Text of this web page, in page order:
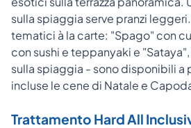
sulla spiaggia serve pranzi
tematici à la carte: "Spago" con
con sushi e teppanyaki e
sulla spiaggia - sono disponibili a
incluse le cene di Natale e
Trattamento Hard All